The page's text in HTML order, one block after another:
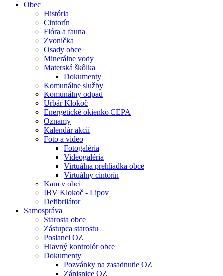
Obec
História
Cintorín
Flóra a fauna
Zvonička
Osady obce
Minerálne vody
Materská škôlka
Dokumenty
Komunálne služby
Komunálny odpad
Urbár Klokoč
Energetické okienko CEPA
Oznamy
Kalendár akcií
Foto a video
Fotogaléria
Videogaléria
Virtuálna prehliadka obce
Virtuálny cintorín
Kam v obci
IBV Klokoč - Lipov
Defibrilátor
Samospráva
Starosta obce
Zástupca starostu
Poslanci OZ
Hlavný kontrolór obce
Dokumenty
Pozvánky na zasadnutie OZ
Zápisnice OZ